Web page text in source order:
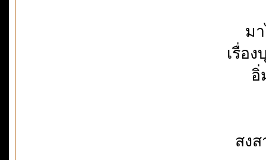
ม
เรื่อ
อิ่
สง